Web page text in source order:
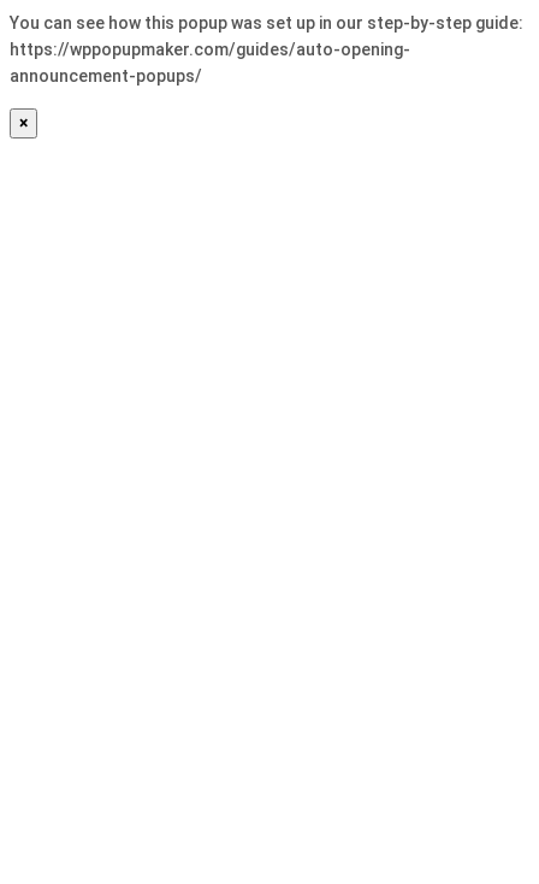
You can see how this popup was set up in our step-by-step guide:
https://wppopupmaker.com/guides/auto-opening-
announcement-popups/
×